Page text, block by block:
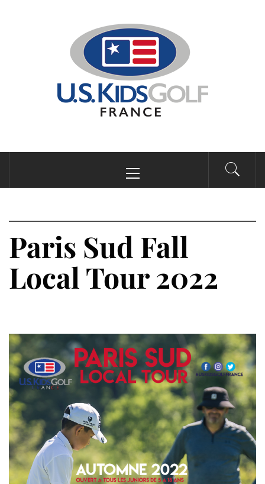
principal
Paris Sud Fall
Local Tour 2022